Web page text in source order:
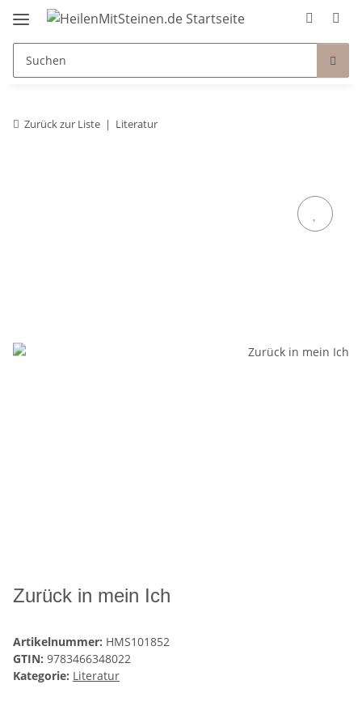
Zurück zur Liste Literatur
Zurück in mein Ich
Artikelnummer: HMS101852
GTIN: 9783466348022
Kategorie: Literatur